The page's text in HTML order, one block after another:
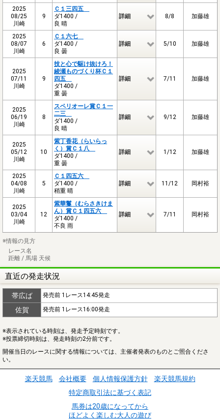
2025
08/25
川崎
9
Ｃ１三四五
ダ1400 /
良 晴
詳細 8/8 加藤雄
2025
08/07
川崎
6
Ｃ１六七
ダ1400 /
良 曇
詳細 5/10 加藤雄
2025
07/11
川崎
9
技と心で駆け抜けろ！
綾瀬ものづくり杯Ｃ１
四五
ダ1400 /
重 曇
詳細 7/11 加藤雄
2025
06/19
川崎
8
スペリオーレ賞Ｃ１一
二三
ダ1400 /
良 晴
詳細 9/12 加藤雄
2025
05/12
川崎
10
紫丁香花（らいらっ
く）賞Ｃ１八
ダ1400 /
重 曇
詳細 1/12 加藤雄
2025
04/08
川崎
5
Ｃ１四五六
ダ1400 /
稍重 晴
詳細 11/12 岡村裕
2025
03/04
川崎
12
紫華鬘（むらさきけま
ん）賞Ｃ１四五六
ダ1400 /
不良 雨
詳細 7/11 岡村裕
※情報の見方
レース名
距離 / 馬場 天候
直近の発走状況
帯広ば 発売前 1レース14:45発走
佐賀 発売前 1レース16:00発走
※表示されている時刻は、発走予定時刻です。
※投票締切時刻は、発走時刻の2分前です。
開催当日のレースに関する情報については、主催者発表のものとご照合くださ
い。
楽天競馬 会社概要 個人情報保護方針
楽天競馬規約
特定商取引法に基づく表記
馬券は20歳になってから
ほどよく楽しむ大人の遊び